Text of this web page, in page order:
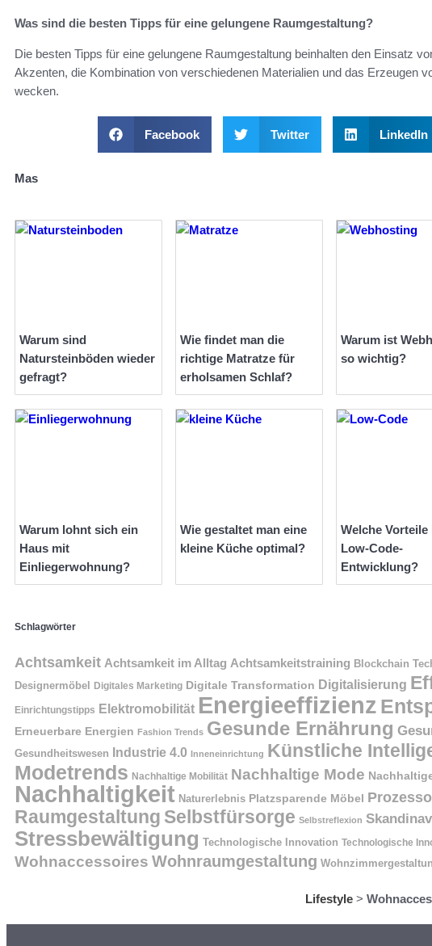
Was sind die besten Tipps für eine gelungene Raumgestaltung?
Die besten Tipps für eine gelungene Raumgestaltung beinhalten den Einsatz
Akzenten, die Kombination von verschiedenen Materialien und das Erzeugen
wecken.
Facebook Twitter LinkedIn
Mas
Warum sind
Natursteinböden wieder
gefragt?
Wie findet man die
richtige Matratze für
erholsamen Schlaf?
Warum ist
so wichtig?
Warum lohnt sich ein
Haus mit
Einliegerwohnung?
Wie gestaltet man eine
kleine Küche optimal?
Welche Vorteile
Low-Code-
Entwicklung?
Schlagwörter
Achtsamkeit Achtsamkeit im Alltag Achtsamkeitstraining Blockchain
Designermöbel Digitales Marketing Digitale Transformation Digitalisierung
Einrichtungstipps Elektromobilität Energieeffizienz
Erneuerbare Energien Fashion Trends Gesunde Ernährung
Gesundheitswesen Industrie 4.0 Inneneinrichtung Künstliche
Modetrends Nachhaltige Mobilität Nachhaltige Mode
Nachhaltigkeit Naturerlebnis Platzsparende Möbel
Raumgestaltung Selbstfürsorge Selbstreflexion
Stressbewältigung Technologische Innovation Technologische
Wohnaccessoires Wohnraumgestaltung
Lifestyle>